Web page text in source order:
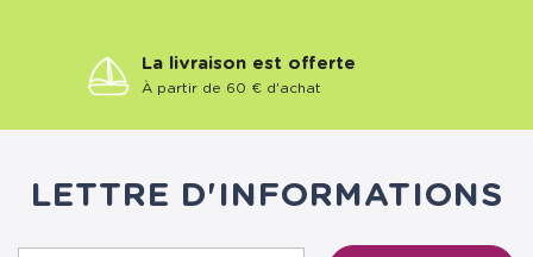
La livraison est offerte
À partir de 60 € d'achat
LETTRE D'INFORMATIONS